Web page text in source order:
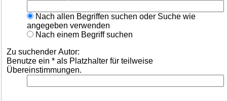
Nach allen Begriffen suchen oder Suche wie
angegeben verwenden
Nach einem Begriff suchen
Zu suchender Autor:
Benutze ein * als Platzhalter für teilweise
Übereinstimmungen.